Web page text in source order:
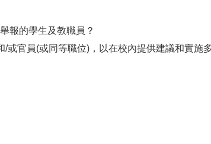
報的學生及教職員？
官員(或同等職位)，以在校內提供建議和實施